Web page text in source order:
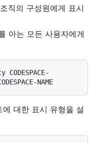
직의 구성원에게 표시
아는 모든 사용자에게
대한 표시 유형을 설